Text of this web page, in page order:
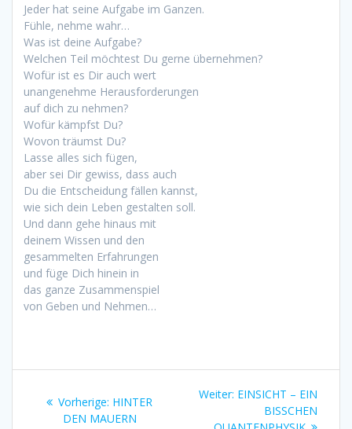
Jeder hat seine Aufgabe im Ganzen.
Fühle, nehme wahr…
Was ist deine Aufgabe?
Welchen Teil möchtest Du gerne übernehmen?
Wofür ist es Dir auch wert
unangenehme Herausforderungen
auf dich zu nehmen?
Wofür kämpfst Du?
Wovon träumst Du?
Lasse alles sich fügen,
aber sei Dir gewiss, dass auch
Du die Entscheidung fällen kannst,
wie sich dein Leben gestalten soll.
Und dann gehe hinaus mit
deinem Wissen und den
gesammelten Erfahrungen
und füge Dich hinein in
das ganze Zusammenspiel
von Geben und Nehmen…
Beitragsnavigation
Vorherige: Vorheriger
Beitrag:
HINTER
DEN MAUERN
Weiter: Nächster
Beitrag:
EINSICHT – EIN
BISSCHEN